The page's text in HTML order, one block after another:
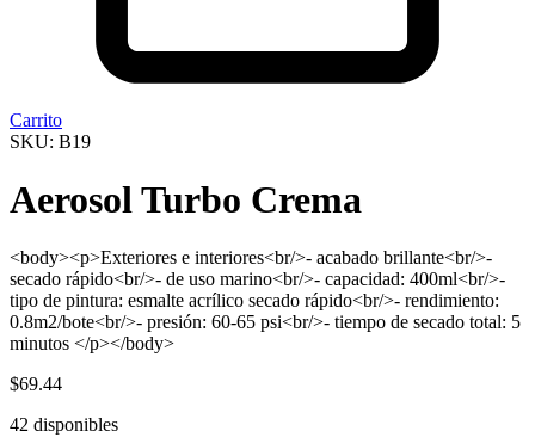
Carrito
SKU: B19
Aerosol Turbo Crema
<body><p>Exteriores e interiores<br/>- acabado brillante<br/>-
secado rápido<br/>- de uso marino<br/>- capacidad: 400ml<br/>-
tipo de pintura: esmalte acrílico secado rápido<br/>- rendimiento:
0.8m2/bote<br/>- presión: 60-65 psi<br/>- tiempo de secado total: 5
minutos </p></body>
$69.44
42 disponibles